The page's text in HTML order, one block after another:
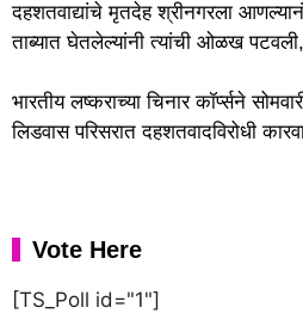
दहशतवाद्यांचे मृतदेह श्रीनगरला
ताब्यात घेतलेल्यांनी त्यांची ओळख
भारतीय लष्कराच्या चिनार कॉर्प्सने
लिडवास परिसरात दहशतवादविरोधी
Vote Here
[TS_Poll id="1"]